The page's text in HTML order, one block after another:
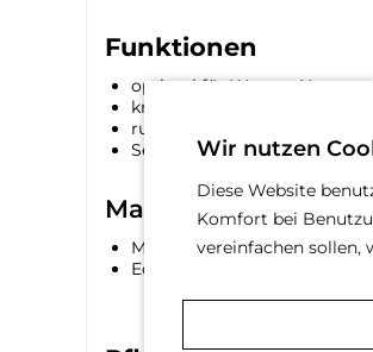
Funktionen
optimal für Wasser, Nass-
kratzfestes Melamin
rutschfester Boden
Seitenausschnitt für
Material
Melamin
Edelstahl
Wir nutzen
Diese Website
Komfort bei
vereinfachen